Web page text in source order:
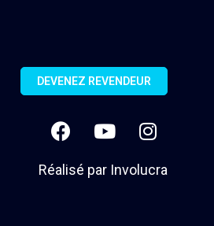
DEVENEZ REVENDEUR
Réalisé par Involucra